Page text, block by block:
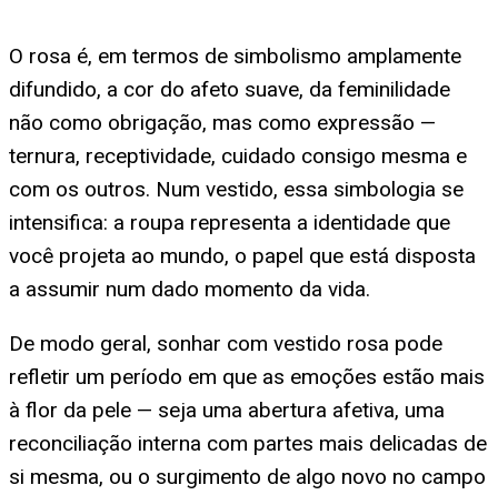
O rosa é, em termos de simbolismo amplamente
difundido, a cor do afeto suave, da feminilidade
não como obrigação, mas como expressão —
ternura, receptividade, cuidado consigo mesma e
com os outros. Num vestido, essa simbologia se
intensifica: a roupa representa a identidade que
você projeta ao mundo, o papel que está disposta
a assumir num dado momento da vida.
De modo geral, sonhar com vestido rosa pode
refletir um período em que as emoções estão mais
à flor da pele — seja uma abertura afetiva, uma
reconciliação interna com partes mais delicadas de
si mesma, ou o surgimento de algo novo no campo